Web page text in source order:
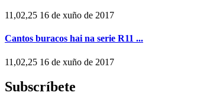
11,02,25 16 de xuño de 2017
Cantos buracos hai na serie R11 ...
11,02,25 16 de xuño de 2017
Subscríbete